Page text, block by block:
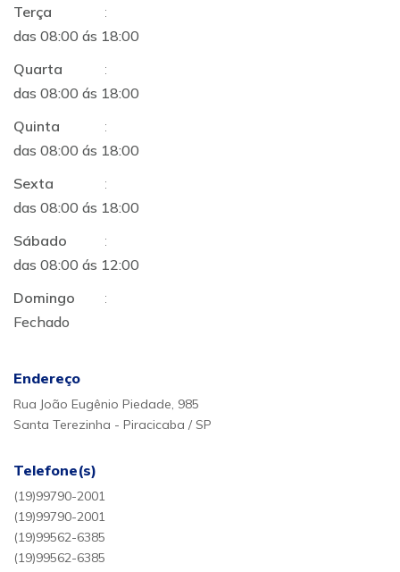
Terça
:
das 08:00 ás 18:00
Quarta
:
das 08:00 ás 18:00
Quinta
:
das 08:00 ás 18:00
Sexta
:
das 08:00 ás 18:00
Sábado
:
das 08:00 ás 12:00
Domingo
:
Fechado
Endereço
Rua João Eugênio Piedade, 985
Santa Terezinha - Piracicaba / SP
Telefone(s)
(19)99790-2001
(19)99790-2001
(19)99562-6385
(19)99562-6385